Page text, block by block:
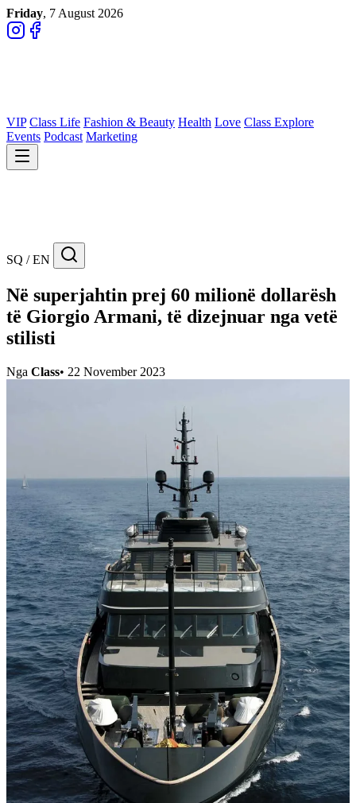
Friday, 7 August 2026
VIP Class Life Fashion & Beauty Health Love Class Explore
Events Podcast Marketing
SQ / EN
Në superjahtin prej 60 milionë dollarësh
të Giorgio Armani, të dizejnuar nga vetë
stilisti
Nga Class• 22 November 2023